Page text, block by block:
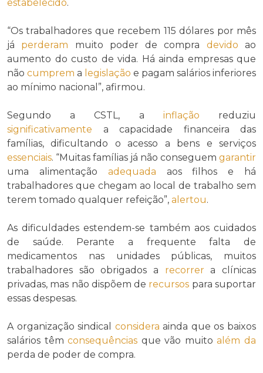
estabelecido.
“Os trabalhadores que recebem 115 dólares por mês
já perderam muito poder de compra devido ao
aumento do custo de vida. Há ainda empresas que
não cumprem a legislação e pagam salários inferiores
ao mínimo nacional”, afirmou.
Segundo a CSTL, a inflação reduziu
significativamente a capacidade financeira das
famílias, dificultando o acesso a bens e serviços
essenciais. “Muitas famílias já não conseguem garantir
uma alimentação adequada aos filhos e há
trabalhadores que chegam ao local de trabalho sem
terem tomado qualquer refeição”, alertou.
As dificuldades estendem-se também aos cuidados
de saúde. Perante a frequente falta de
medicamentos nas unidades públicas, muitos
trabalhadores são obrigados a recorrera clínicas
privadas, mas não dispõem de recursos para suportar
essas despesas.
A organização sindical considera ainda que os baixos
salários têmconsequências que vão muitoalém da
perda de poder de compra.